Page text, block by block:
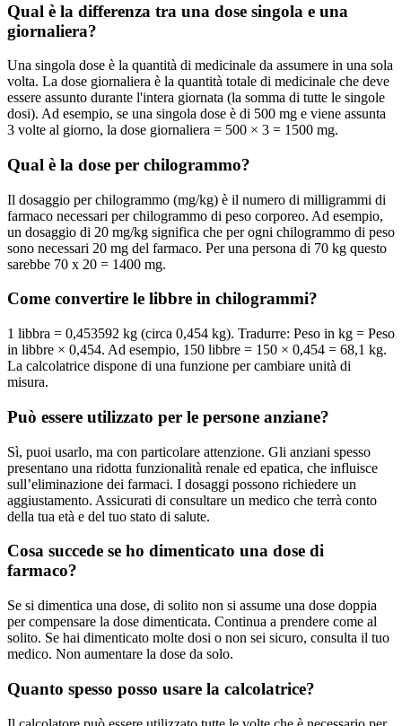
Qual è la differenza tra una dose singola e una
giornaliera?
Una singola dose è la quantità di medicinale da assumere in una sola
volta. La dose giornaliera è la quantità totale di medicinale che deve
essere assunto durante l'intera giornata (la somma di tutte le singole
dosi). Ad esempio, se una singola dose è di 500 mg e viene assunta
3 volte al giorno, la dose giornaliera = 500 × 3 = 1500 mg.
Qual è la dose per chilogrammo?
Il dosaggio per chilogrammo (mg/kg) è il numero di milligrammi di
farmaco necessari per chilogrammo di peso corporeo. Ad esempio,
un dosaggio di 20 mg/kg significa che per ogni chilogrammo di peso
sono necessari 20 mg del farmaco. Per una persona di 70 kg questo
sarebbe 70 x 20 = 1400 mg.
Come convertire le libbre in chilogrammi?
1 libbra = 0,453592 kg (circa 0,454 kg). Tradurre: Peso in kg = Peso
in libbre × 0,454. Ad esempio, 150 libbre = 150 × 0,454 = 68,1 kg.
La calcolatrice dispone di una funzione per cambiare unità di
misura.
Può essere utilizzato per le persone anziane?
Sì, puoi usarlo, ma con particolare attenzione. Gli anziani spesso
presentano una ridotta funzionalità renale ed epatica, che influisce
sull’eliminazione dei farmaci. I dosaggi possono richiedere un
aggiustamento. Assicurati di consultare un medico che terrà conto
della tua età e del tuo stato di salute.
Cosa succede se ho dimenticato una dose di
farmaco?
Se si dimentica una dose, di solito non si assume una dose doppia
per compensare la dose dimenticata. Continua a prendere come al
solito. Se hai dimenticato molte dosi o non sei sicuro, consulta il tuo
medico. Non aumentare la dose da solo.
Quanto spesso posso usare la calcolatrice?